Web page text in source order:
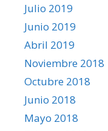
Julio 2019
Junio 2019
Abril 2019
Noviembre 2018
Octubre 2018
Junio 2018
Mayo 2018